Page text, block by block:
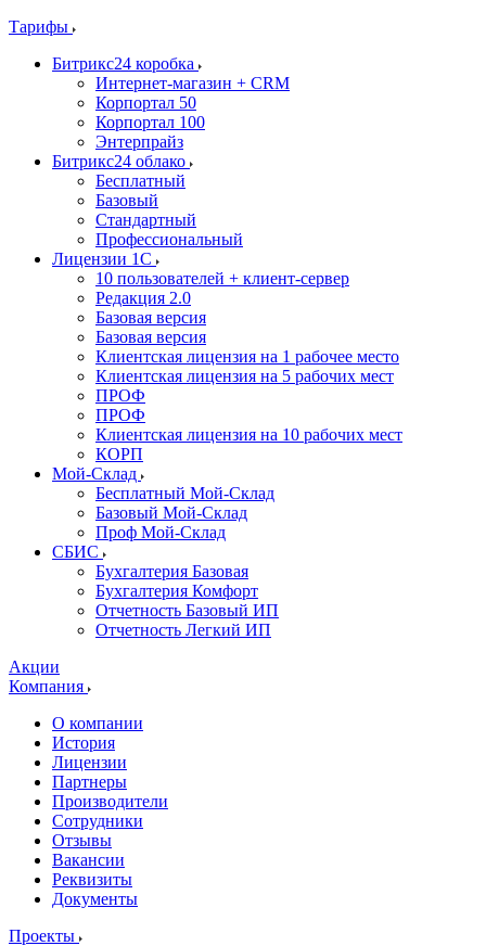
Тарифы
Битрикс24 коробка
Интернет-магазин + CRM
Корпортал 50
Корпортал 100
Энтерпрайз
Битрикс24 облако
Бесплатный
Базовый
Стандартный
Профессиональный
Лицензии 1С
10 пользователей + клиент-сервер
Редакция 2.0
Базовая версия
Базовая версия
Клиентская лицензия на 1 рабочее место
Клиентская лицензия на 5 рабочих мест
ПРОФ
ПРОФ
Клиентская лицензия на 10 рабочих мест
КОРП
Мой-Склад
Бесплатный Мой-Склад
Базовый Мой-Склад
Проф Мой-Склад
СБИС
Бухгалтерия Базовая
Бухгалтерия Комфорт
Отчетность Базовый ИП
Отчетность Легкий ИП
Акции
Компания
О компании
История
Лицензии
Партнеры
Производители
Сотрудники
Отзывы
Вакансии
Реквизиты
Документы
Проекты